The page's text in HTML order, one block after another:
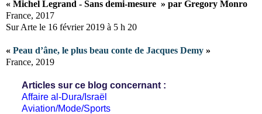
« Michel Legrand - Sans demi-mesure » par Gregory Monro
France, 2017
Sur Arte le 16 février 2019 à 5 h 20
« Peau d’âne, le plus beau conte de Jacques Demy »
France, 2019
Articles sur ce blog concernant :
Affaire al-Dura/Israël
Aviation/Mode/Sports